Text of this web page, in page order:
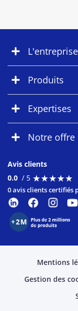
L'entreprise
Produits
Expertises
Notre offre
Avis clients
0.0 / 5 ★★★★★
★★★★★
0 avis clients certifiés
Mentions
Gestion des